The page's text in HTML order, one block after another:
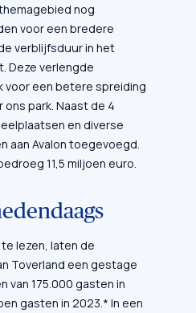
nog
voor een bredere
verblijfsduur in het
Deze verlengde
een betere spreiding
park. Naast de 4
en diverse
aan Avalon toegevoegd.
11,5 miljoen euro.
lezen, laten de
Toverland een gestage
van 175.000 gasten in
gasten in 2023.* In een